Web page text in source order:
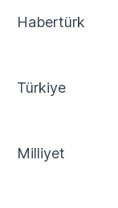
Habertürk
Türkiye
Milliyet